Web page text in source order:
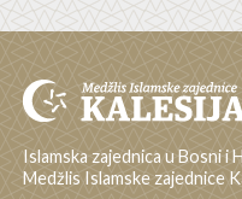
Islamska zajednica u Bosni i
Medžlis Islamske zajednice